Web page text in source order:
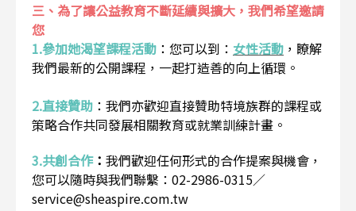
三、為了讓公益教育不斷延續與擴大，我們希望邀請
您
1.參加她渴望課程活動 ： 您可以到： 女性活動 ，瞭解
我們最新的公開課程，一起打造善的向上循環。
2.直接贊助 ： 我們亦歡迎直接贊助特境族群的課程或
策略合作共同發展相關教育或就業訓練計畫。
3.共創合作： 我們歡迎任何形式的合作提案與機會，
您可以隨時與我們聯繫：02-2986-0315／
service@sheaspire.com.tw